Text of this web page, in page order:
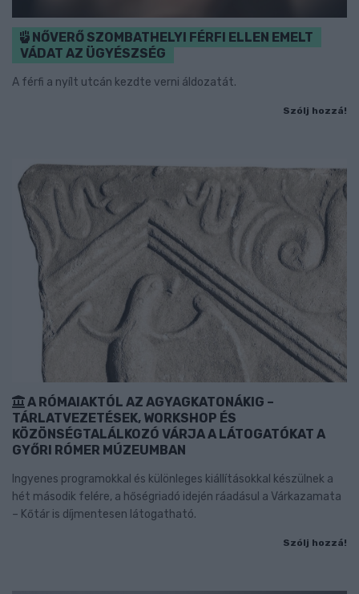
NŐVERŐ SZOMBATHELYI FÉRFI ELLEN EMELT
VÁDAT AZ ÜGYÉSZSÉG
A férfi a nyílt utcán kezdte verni áldozatát.
Szólj hozzá!
A RÓMAIAKTÓL AZ AGYAGKATONÁKIG –
TÁRLATVEZETÉSEK, WORKSHOP ÉS
KÖZÖNSÉGTALÁLKOZÓ VÁRJA A LÁTOGATÓKAT A
GYŐRI RÓMER MÚZEUMBAN
Ingyenes programokkal és különleges kiállításokkal készülnek a
hét második felére, a hőségriadó idején ráadásul a Várkazamata
– Kőtár is díjmentesen látogatható.
Szólj hozzá!